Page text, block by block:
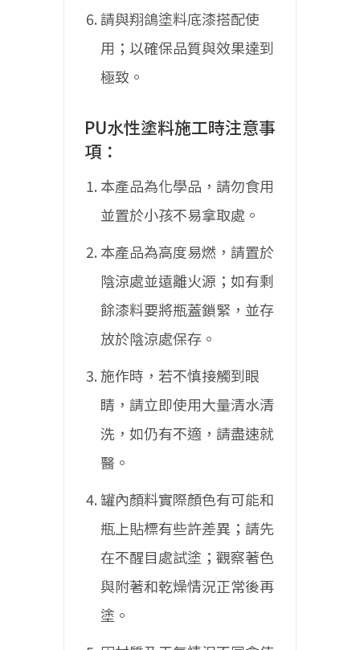
請與翔鴿塗料底漆搭配使
用；以確保品質與效果達到
極致。
PU水性塗料施工時注意事
項：
本產品為化學品，請勿食用
並置於小孩不易拿取處。
本產品為高度易燃，請置於
陰涼處並遠離火源；如有剩
餘漆料要將瓶蓋鎖緊，並存
放於陰涼處保存。
施作時，若不慎接觸到眼
睛，請立即使用大量清水清
洗，如仍有不適，請盡速就
醫。
罐內顏料實際顏色有可能和
瓶上貼標有些許差異；請先
在不醒目處試塗；觀察著色
與附著和乾燥情況正常後再
塗。